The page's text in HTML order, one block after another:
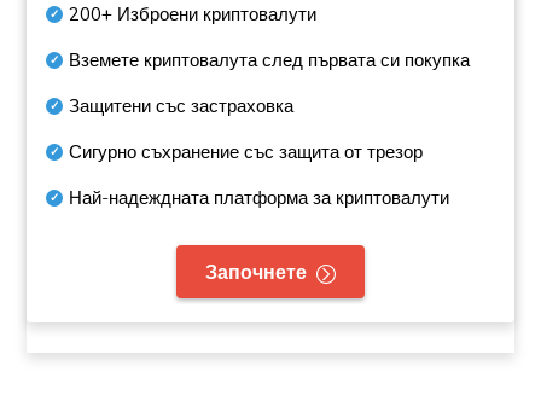
200+ Изброени криптовалути
Вземете криптовалута след първата си покупка
Защитени със застраховка
Сигурно съхранение със защита от трезор
Най-надеждната платформа за криптовалути
Започнете